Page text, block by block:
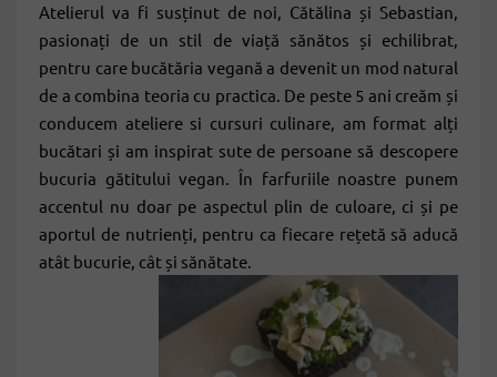
Atelierul va fi susținut de noi, Cătălina și Sebastian,
pasionați de un stil de viață sănătos și echilibrat,
pentru care bucătăria vegană a devenit un mod natural
de a combina teoria cu practica. De peste 5 ani creăm și
conducem ateliere si cursuri culinare, am format alți
bucătari și am inspirat sute de persoane să descopere
bucuria gătitului vegan. În farfuriile noastre punem
accentul nu doar pe aspectul plin de culoare, ci și pe
aportul de nutrienți, pentru ca fiecare rețetă să aducă
atât bucurie, cât și sănătate.